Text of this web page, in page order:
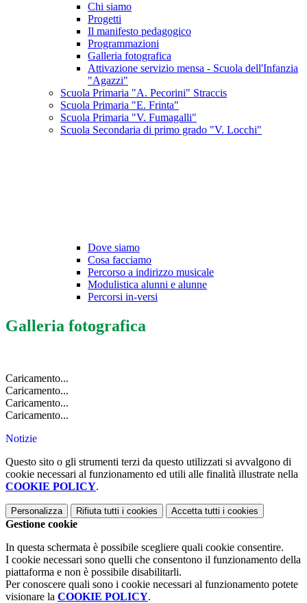
Chi siamo
Progetti
Il manifesto pedagogico
Programmazioni
Galleria fotografica
Attivazione servizio mensa - Scuola dell'Infanzia
"Agazzi"
Scuola Primaria "A. Pecorini" Straccis
Scuola Primaria "E. Frinta"
Scuola Primaria "V. Fumagalli"
Scuola Secondaria di primo grado "V. Locchi"
Dove siamo
Cosa facciamo
Percorso a indirizzo musicale
Modulistica alunni e alunne
Percorsi in-versi
Galleria fotografica
Caricamento...
Caricamento...
Caricamento...
Caricamento...
Notizie
Questo sito o gli strumenti terzi da questo utilizzati si avvalgono di
cookie necessari al funzionamento ed utili alle finalità illustrate nella
COOKIE POLICY.
Personalizza Rifiuta tutti i cookies Accetta tutti i cookies
Gestione cookie
In questa schermata è possibile scegliere quali cookie consentire.
I cookie necessari sono quelli che consentono il funzionamento della
piattaforma e non è possibile disabilitarli.
Per conoscere quali sono i cookie necessari al funzionamento potete
visionare la COOKIE POLICY.